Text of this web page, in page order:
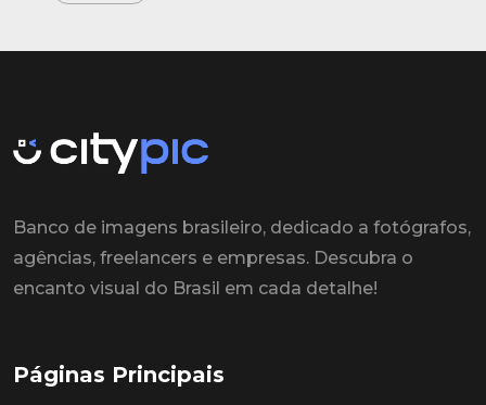
Banco de imagens brasileiro, dedicado a fotógrafos,
agências, freelancers e empresas. Descubra o
encanto visual do Brasil em cada detalhe!
Páginas Principais